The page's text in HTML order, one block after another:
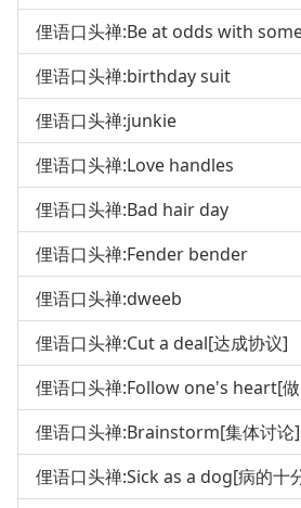
俚语口头禅:Be at odds with
俚语口头禅:birthday suit
俚语口头禅:junkie
俚语口头禅:Love handles
俚语口头禅:Bad hair day
俚语口头禅:Fender bender
俚语口头禅:dweeb
俚语口头禅:Cut a deal[达成协议]
俚语口头禅:Follow one's heart[
俚语口头禅:Brainstorm[集体讨论]
俚语口头禅:Sick as a dog[病的十